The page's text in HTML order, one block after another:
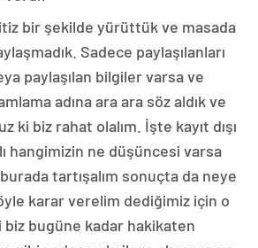
bir şekilde yürüttük ve masada
Sadece paylaşılanları
paylaşılan bilgiler varsa ve
adına ara ara söz aldık ve
ki biz rahat olalım. İşte kayıt dışı
hangimizin ne düşüncesi varsa
tartışalım sonuçta da neye
karar verelim dediğimiz için o
bugüne kadar hakikaten